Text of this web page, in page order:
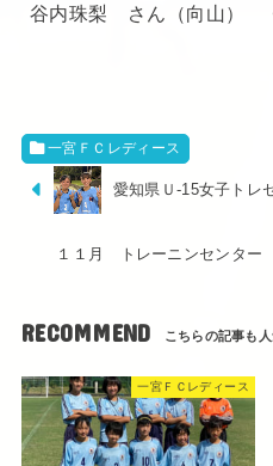
谷内珠梨 さん（向山）
一宮ＦＣレディース
愛知県Ｕ-15女子トレ
１１月 トレーニンセンタ
RECOMMEND
一宮ＦＣレディース